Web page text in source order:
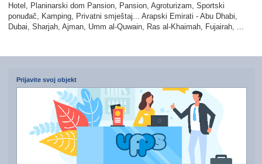
Hotel, Planinarski dom Pansion, Pansion, Agroturizam, Sportski
ponuđač, Kamping, Privatni smještaj... Arapski Emirati - Abu Dhabi,
Dubai, Sharjah, Ajman, Umm al-Quwain, Ras al-Khaimah, Fujairah, ...
Prijavite svoj objekt